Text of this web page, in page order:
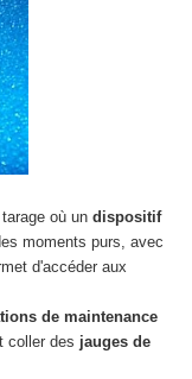
où un dispositif
moments purs, avec
d'accéder aux
de maintenance
coller des jauges de